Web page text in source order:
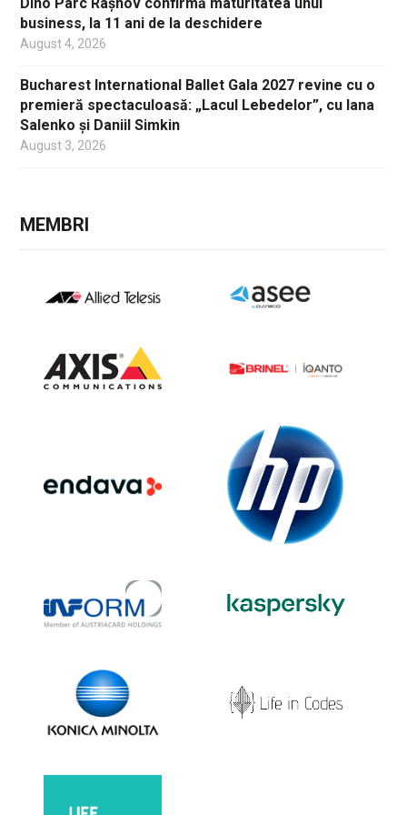
business, la 11 ani de la deschidere
August 4, 2026
Bucharest International Ballet Gala 2027 revine cu o
premieră spectaculoasă: „Lacul Lebedelor”, cu Iana
Salenko și Daniil Simkin
August 3, 2026
MEMBRI